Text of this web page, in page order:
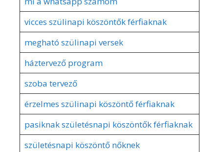
vicces szülinapi köszöntők férfiaknak
megható szülinapi versek
háztervező program
szoba tervező
érzelmes szülinapi köszöntő férfiaknak
pasiknak születésnapi köszöntők férfiaknak
születésnapi köszöntő nőknek